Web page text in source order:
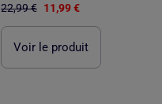
22,99 € 11,99 €
Voir le produit